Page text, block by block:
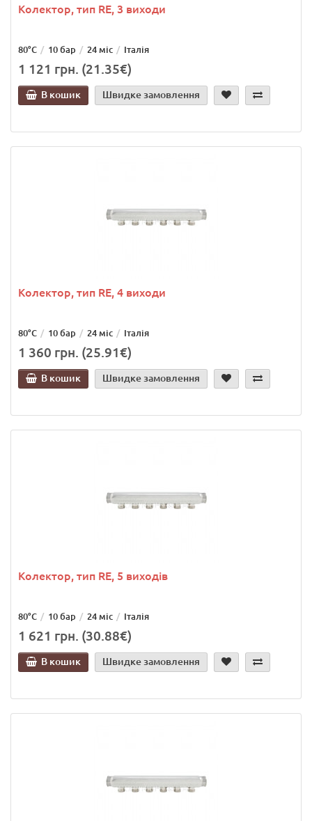
Колектор, тип RE, 3 виходи
80°C 10 бар 24 міс Італія
1 121 грн. (21.35€)
В кошик Швидке замовлення
Колектор, тип RE, 4 виходи
80°C 10 бар 24 міс Італія
1 360 грн. (25.91€)
В кошик Швидке замовлення
Колектор, тип RE, 5 виходів
80°C 10 бар 24 міс Італія
1 621 грн. (30.88€)
В кошик Швидке замовлення